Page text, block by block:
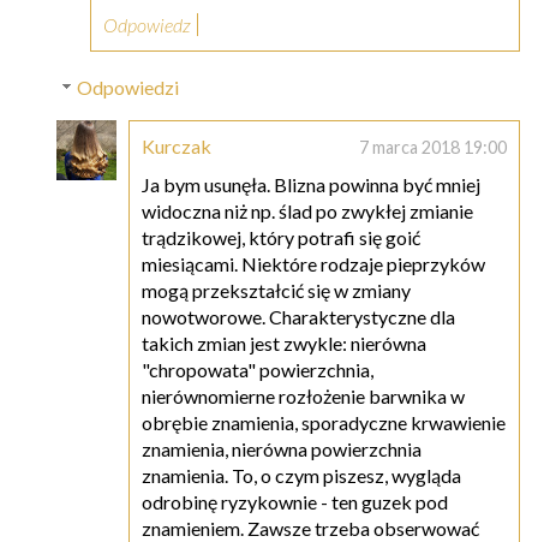
Odpowiedz
Odpowiedzi
Kurczak 7 marca 2018 19:00
Ja bym usunęła. Blizna powinna być mniej
widoczna niż np. ślad po zwykłej zmianie
trądzikowej, który potrafi się goić
miesiącami. Niektóre rodzaje pieprzyków
mogą przekształcić się w zmiany
nowotworowe. Charakterystyczne dla
takich zmian jest zwykle: nierówna
"chropowata" powierzchnia,
nierównomierne rozłożenie barwnika w
obrębie znamienia, sporadyczne krwawienie
znamienia, nierówna powierzchnia
znamienia. To, o czym piszesz, wygląda
odrobinę ryzykownie - ten guzek pod
znamieniem. Zawsze trzeba obserwować